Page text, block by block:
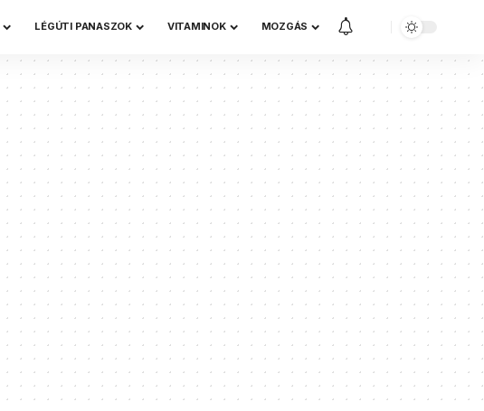
LÉGÚTI PANASZOK VITAMINOK MOZGÁS